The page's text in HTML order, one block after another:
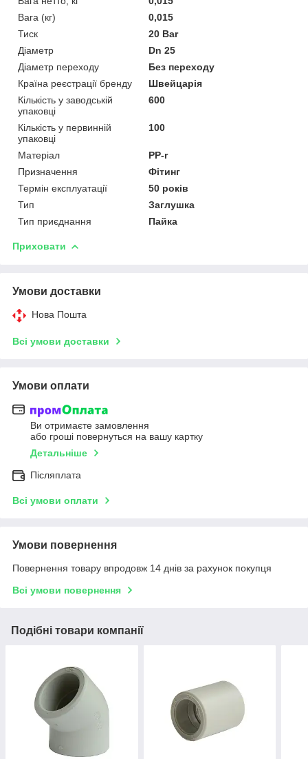
Вага (кг)
0,015
Тиск
20 Bar
Діаметр
Dn 25
Діаметр переходу
Без переходу
Країна реєстрації бренду
Швейцарія
Кількість у заводській
упаковці
600
Кількість у первинній
упаковці
100
Матеріал
PP-r
Призначення
Фітинг
Термін експлуатації
50 років
Тип
Заглушка
Тип приєднання
Пайка
Приховати
Умови доставки
Нова Пошта
Всі умови доставки
Умови оплати
Ви отримаєте замовлення
або гроші повернуться на вашу картку
Детальніше
Післяплата
Всі умови оплати
Умови повернення
Повернення товару впродовж 14 днів за рахунок покупця
Всі умови повернення
Подібні товари компанії